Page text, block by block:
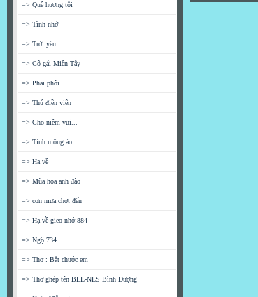
=> Quê hương tôi
=> Tình nhớ
=> Trời yêu
=> Cô gái Miền Tây
=> Phai phôi
=> Thú điền viên
=> Cho niềm vui...
=> Tình mộng ảo
=> Hạ về
=> Mùa hoa anh đào
=> cơn mưa chợt đến
=> Hạ về gieo nhớ 884
=> Ngộ 734
=> Thơ : Bắt chước em
=> Thơ ghép tên BLL-NLS Bình Dượng